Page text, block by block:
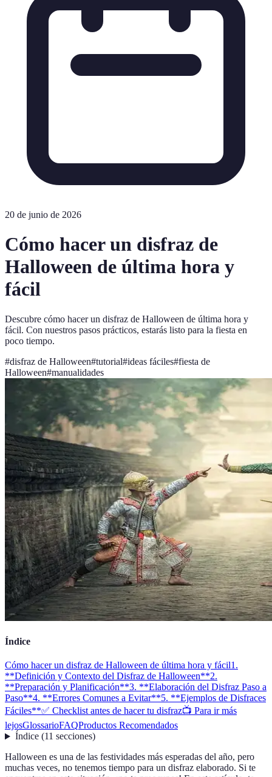
20 de junio de 2026
Cómo hacer un disfraz de
Halloween de última hora y
fácil
Descubre cómo hacer un disfraz de Halloween de última hora y
fácil. Con nuestros pasos prácticos, estarás listo para la fiesta en
poco tiempo.
#disfraz de Halloween#tutorial#ideas fáciles#fiesta de
Halloween#manualidades
Índice
Cómo hacer un disfraz de Halloween de última hora y fácil1.
**Definición y Contexto del Disfraz de Halloween**2.
**Preparación y Planificación**3. **Elaboración del Disfraz Paso a
Paso**4. **Errores Comunes a Evitar**5. **Ejemplos de Disfraces
Fáciles**✅ Checklist antes de hacer tu disfraz📺 Para ir más
lejosGlossarioFAQProductos Recomendados
Índice(11 secciones)
Halloween es una de las festividades más esperadas del año, pero
muchas veces, no tenemos tiempo para un disfraz elaborado. Si te